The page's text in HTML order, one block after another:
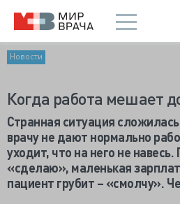
Новости
Когда работа мешает
Странная ситуация
врачу не дают нормально
уходит, что на него не
«сделаю», маленькая
пациент грубит – «смолчу».